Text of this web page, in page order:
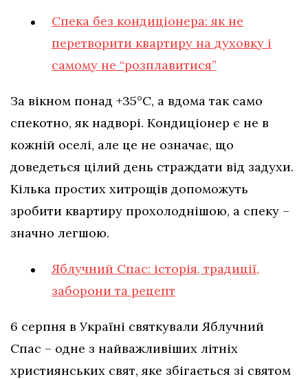
Спека без кондиціонера: як не
перетворити квартиру на духовку і
самому не “розплавитися”
За вікном понад +35°C, а вдома так само
спекотно, як надворі. Кондиціонер є не в
кожній оселі, але це не означає, що
доведеться цілий день страждати від задухи.
Кілька простих хитрощів допоможуть
зробити квартиру прохолоднішою, а спеку –
значно легшою.
Яблучний Спас: історія, традиції,
заборони та рецепт
6 серпня в Україні святкували Яблучний
Спас – одне з найважливіших літніх
християнських свят, яке збігається зі святом